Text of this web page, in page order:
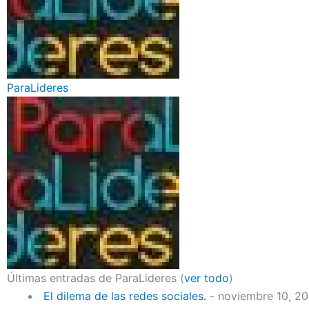
ParaLideres
Últimas entradas de ParaLideres (ver todo)
El dilema de las redes sociales. - noviembre 10,